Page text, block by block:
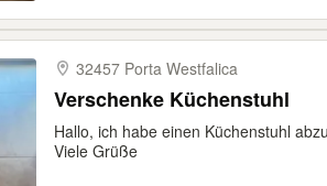
32457 Porta Westfalica
Verschenke Küchenstuhl
Hallo, ich habe einen Küchenstuhl
Viele Grüße